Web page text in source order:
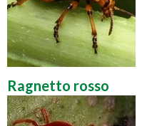
Ragnetto rosso